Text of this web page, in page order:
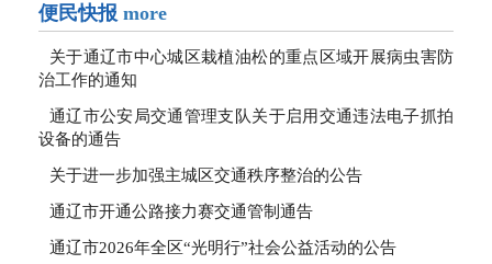
便民快报 more
关于通辽市中心城区栽植油松的重点区域开展病虫害防
治工作的通知
通辽市公安局交通管理支队关于启用交通违法电子抓拍
设备的通告
关于进一步加强主城区交通秩序整治的公告
通辽市开通公路接力赛交通管制通告
通辽市2026年全区“光明行”社会公益活动的公告